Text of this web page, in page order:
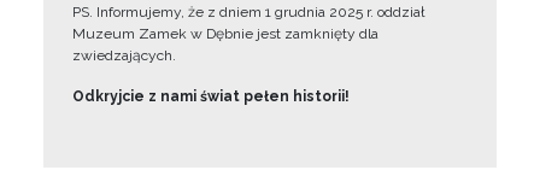
PS. Informujemy, że z dniem 1 grudnia 2025 r. oddział
Muzeum Zamek w Dębnie jest zamknięty dla
zwiedzających.
Odkryjcie z nami świat pełen historii!